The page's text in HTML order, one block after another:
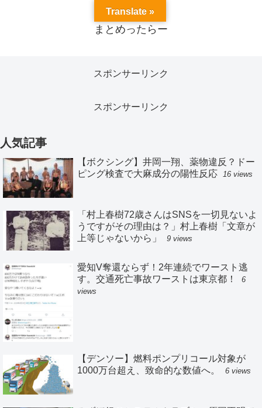
まとめったらー
スポンサーリンク
スポンサーリンク
人気記事
【ボクシング】井岡一翔、薬物違反？ドー
ピング検査で大麻成分の陽性反応
16 views
「村上春樹72歳さんはSNSを一切見ないよ
うですがその理由は？」村上春樹「文章が
上等じゃないから」
9 views
愛知V奪還ならず！2年連続でワースト逃
す。交通死亡事故ワーストは東京都！
6
views
【デンソー】燃料ポンプリコール対象が
1000万台超え、致命的な数値へ。
6 views
Translate »